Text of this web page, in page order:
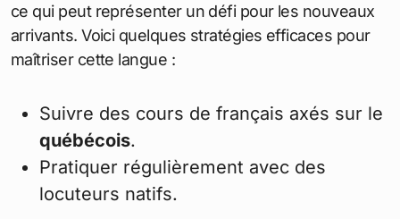
ce qui peut représenter un défi pour les nouveaux
arrivants. Voici quelques stratégies efficaces pour
maîtriser cette langue :
Suivre des cours de français axés sur le
québécois.
Pratiquer régulièrement avec des
locuteurs natifs.